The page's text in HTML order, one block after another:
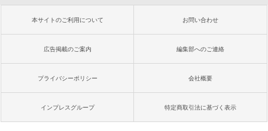
本サイトのご利用について お問い合わせ
広告掲載のご案内 編集部へのご連絡
プライバシーポリシー 会社概要
インプレスグループ 特定商取引法に基づく表示